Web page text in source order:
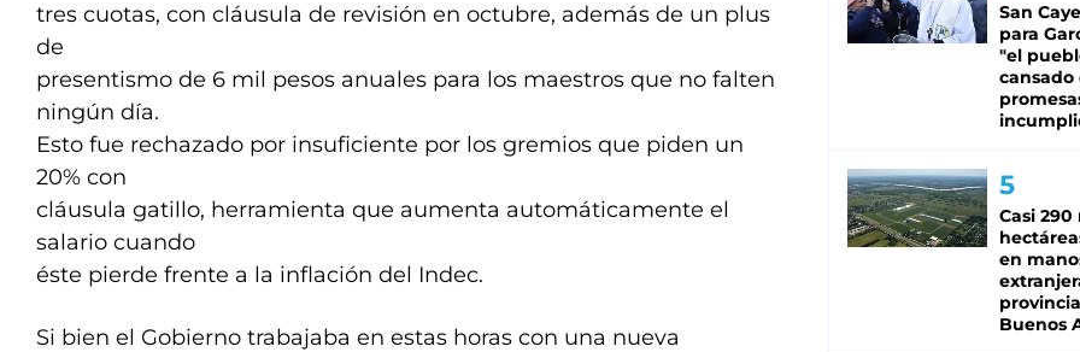
tres cuotas, con cláusula de revisión en octubre, además de un plus
de
presentismo de 6 mil pesos anuales para los maestros que no falten
ningún día.
Esto fue rechazado por insuficiente por los gremios que piden un
20% con
cláusula gatillo, herramienta que aumenta automáticamente el
salario cuando
éste pierde frente a la inflación del Indec.
Si bien el Gobierno trabajaba en estas horas con una nueva
San
para
"el
cansado
Casi 290
en
Buenos